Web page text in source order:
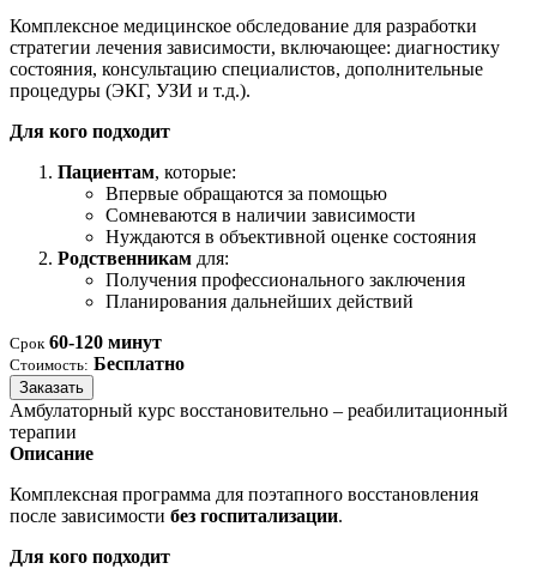
Комплексное медицинское обследование для разработки
стратегии лечения зависимости, включающее: диагностику
состояния, консультацию специалистов, дополнительные
процедуры (ЭКГ, УЗИ и т.д.).
Для кого подходит
Пациентам, которые:
Впервые обращаются за помощью
Сомневаются в наличии зависимости
Нуждаются в объективной оценке состояния
Родственникам для:
Получения профессионального заключения
Планирования дальнейших действий
Срок 60-120 минут
Стоимость: Бесплатно
Заказать
Амбулаторный курс восстановительно – реабилитационный
терапии
Описание
Комплексная программа для поэтапного восстановления
после зависимости без госпитализации.
Для кого подходит